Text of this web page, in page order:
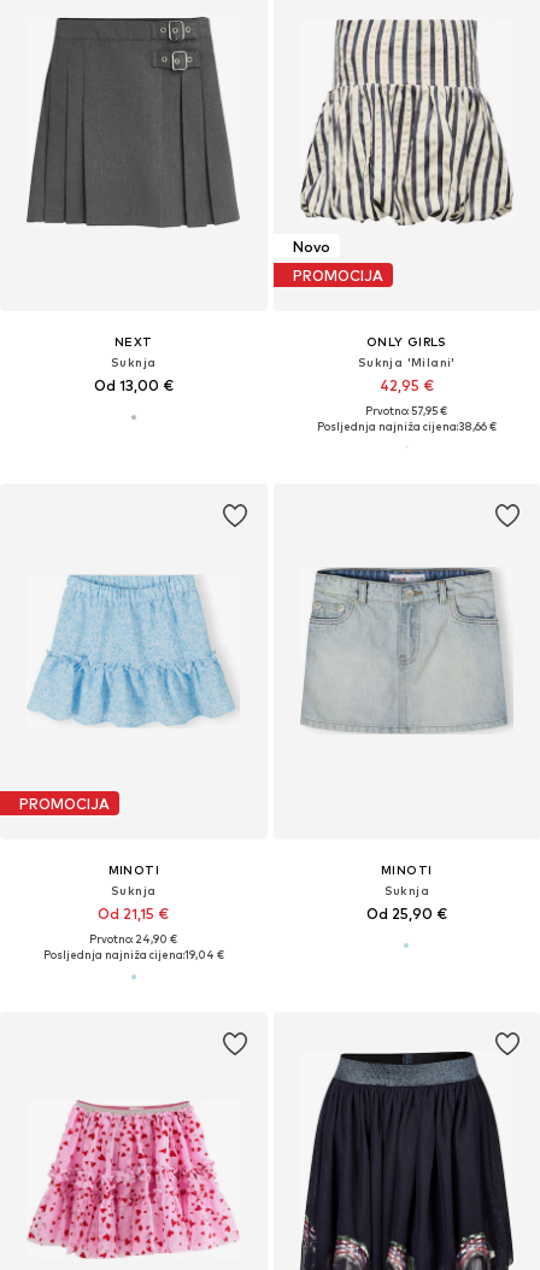
NEXT
Suknja
Od 13,00 €
Novo
PROMOCIJA
ONLY GIRLS
Suknja 'Milani'
42,95 €
Prvotno: 57,95 €
Posljednja najniža cijena:38,66 €
PROMOCIJA
MINOTI
Suknja
Od 21,15 €
Prvotno: 24,90 €
Posljednja najniža cijena:19,04 €
MINOTI
Suknja
Od 25,90 €